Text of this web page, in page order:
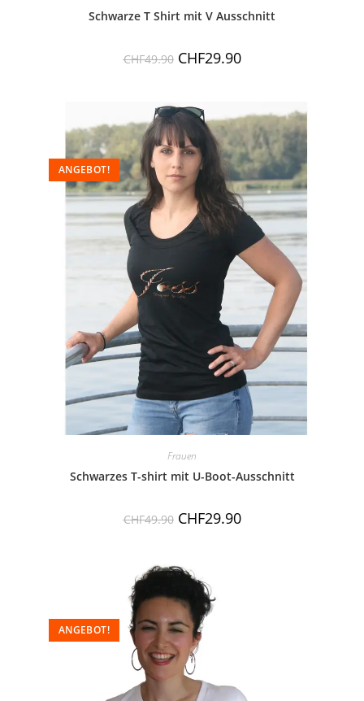
Schwarze T Shirt mit V Ausschnitt
CHF49.90 CHF29.90
ANGEBOT!
Frauen
Schwarzes T-shirt mit U-Boot-Ausschnitt
CHF49.90 CHF29.90
ANGEBOT!